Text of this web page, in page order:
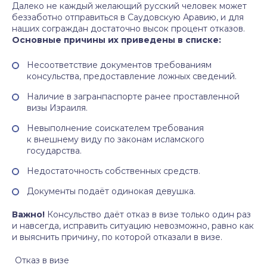
Далеко не каждый желающий русский человек может
беззаботно отправиться в Саудовскую Аравию, и для
наших сограждан достаточно высок процент отказов.
Основные причины их приведены в списке:
Несоответствие документов требованиям
консульства, предоставление ложных сведений.
Наличие в загранпаспорте ранее проставленной
визы Израиля.
Невыполнение соискателем требования
к внешнему виду по законам исламского
государства.
Недостаточность собственных средств.
Документы подаёт одинокая девушка.
Важно! Консульство даёт отказ в визе только один раз
и навсегда, исправить ситуацию невозможно, равно как
и выяснить причину, по которой отказали в визе.
Отказ в визе